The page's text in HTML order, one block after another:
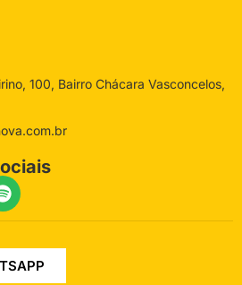
100, Bairro Chácara Vasconcelos,